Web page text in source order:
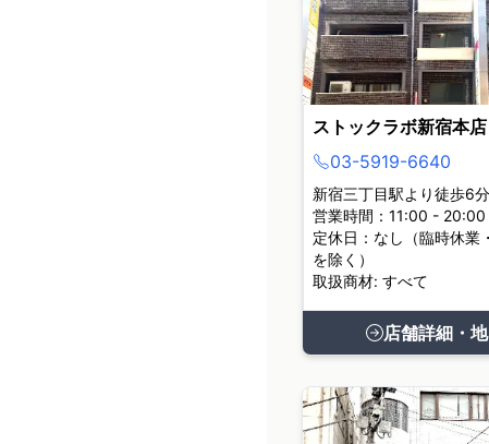
ストックラボ新宿本店
03-5919-6640
新宿三丁目駅より徒歩6分
営業時間：11:00 - 20:00
定休日：なし（臨時休業
を除く）
取扱商材: すべて
店舗詳細・